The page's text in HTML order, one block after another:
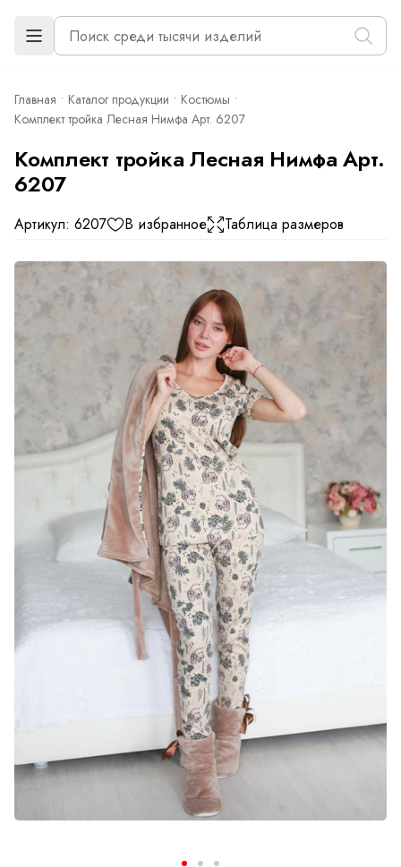
Главная Каталог продукции
Костюмы
Комплект тройка Лесная Нимфа Арт. 6207
Комплект тройка Лесная Нимфа Арт.
6207
Артикул: 6207 В избранное Таблица размеров